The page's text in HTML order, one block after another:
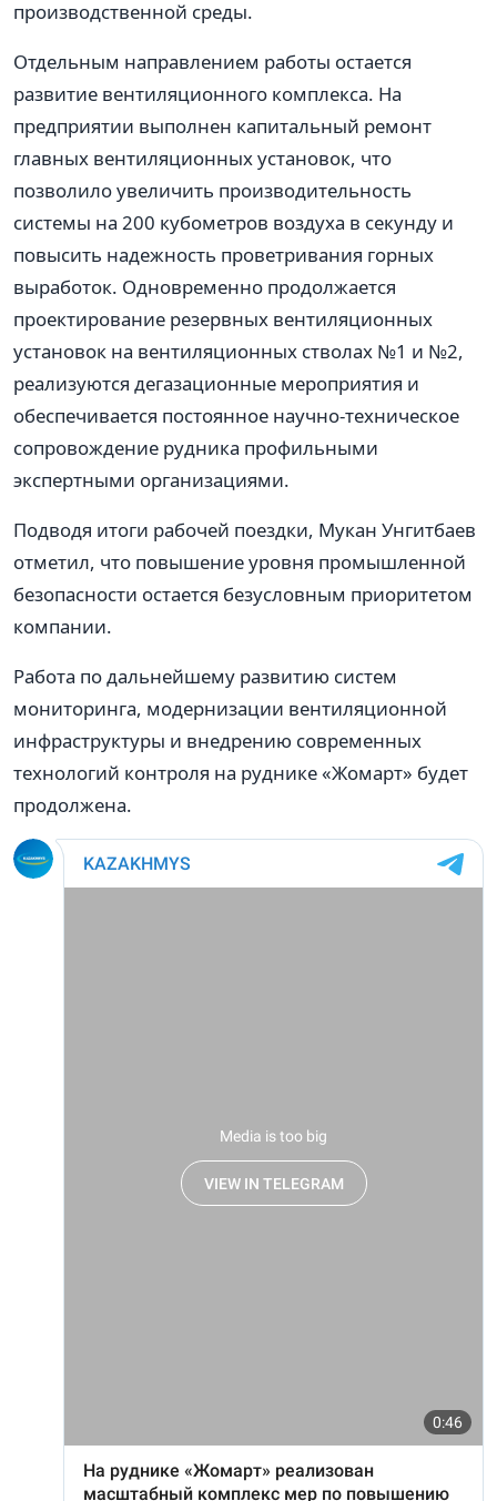
производственной среды.
Отдельным направлением работы остается
развитие вентиляционного комплекса. На
предприятии выполнен капитальный ремонт
главных вентиляционных установок, что
позволило увеличить производительность
системы на 200 кубометров воздуха в секунду и
повысить надежность проветривания горных
выработок. Одновременно продолжается
проектирование резервных вентиляционных
установок на вентиляционных стволах №1 и №2,
реализуются дегазационные мероприятия и
обеспечивается постоянное научно-техническое
сопровождение рудника профильными
экспертными организациями.
Подводя итоги рабочей поездки, Мукан Унгитбаев
отметил, что повышение уровня промышленной
безопасности остается безусловным приоритетом
компании.
Работа по дальнейшему развитию систем
мониторинга, модернизации вентиляционной
инфраструктуры и внедрению современных
технологий контроля на руднике «Жомарт» будет
продолжена.